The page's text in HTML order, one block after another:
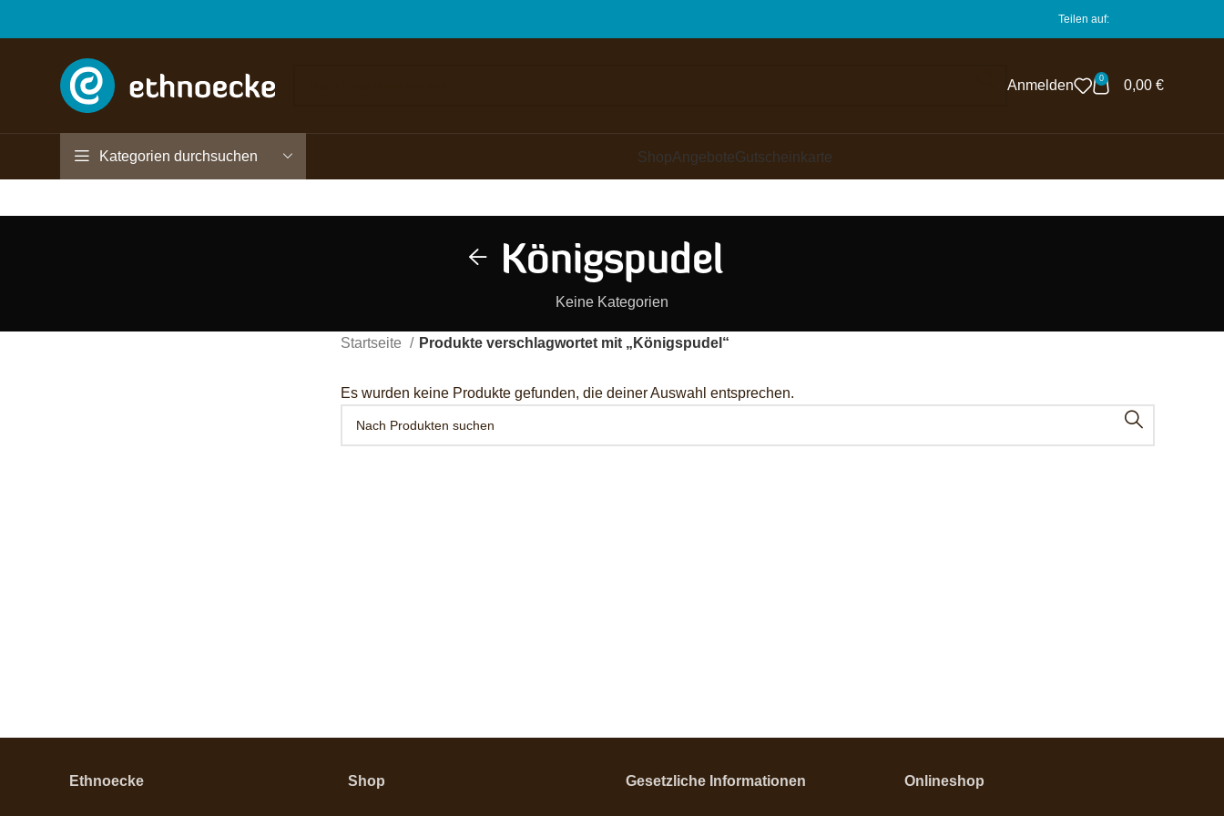
Teilen auf:
Anmelden 0 0,00 €
Kategorien durchsuchen ShopAngeboteGutscheinkarte
Königspudel
Keine Kategorien
Startseite Produkte verschlagwortet mit „Königspudel“
Es wurden keine Produkte gefunden, die deiner Auswahl entsprechen.
Ethnoecke Shop Gesetzliche Informationen Onlineshop